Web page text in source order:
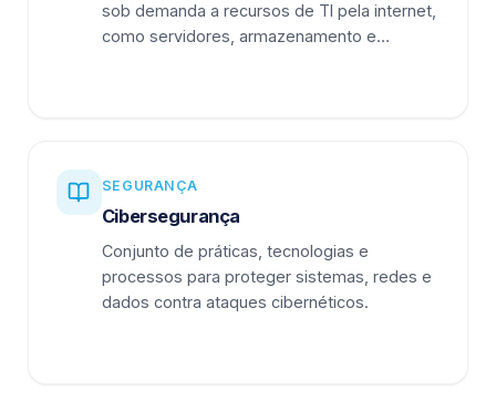
sob demanda a recursos de TI pela internet,
como servidores, armazenamento e
SEGURANÇA
Cibersegurança
Conjunto de práticas, tecnologias e
processos para proteger sistemas, redes e
dados contra ataques cibernéticos.